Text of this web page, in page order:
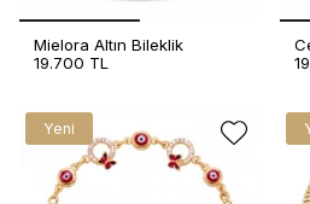
Mielora Altın Bileklik
19.700 TL
Yeni